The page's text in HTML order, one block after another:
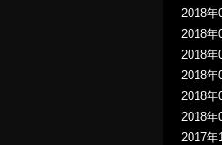
2018年
2018年
2018年
2018年
2018年
2018年
2017年